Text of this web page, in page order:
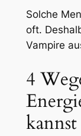
Solche
oft.
Vampire
4
kannst